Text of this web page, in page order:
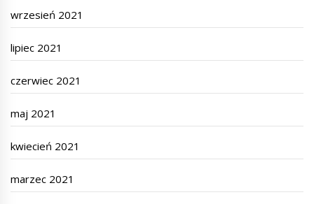
wrzesień 2021
lipiec 2021
czerwiec 2021
maj 2021
kwiecień 2021
marzec 2021